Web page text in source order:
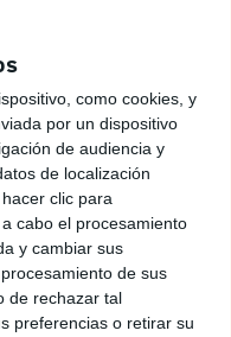
como cookies, y
por un dispositivo
de audiencia y
de localización
clic para
cabo el procesamiento
y cambiar sus
de sus
de rechazar tal
preferencias o retirar su